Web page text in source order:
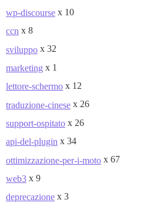
wp-discourse x 10
ccn x 8
sviluppo x 32
marketing x 1
lettore-schermo x 12
traduzione-cinese x 26
support-ospitato x 26
api-del-plugin x 34
ottimizzazione-per-i-moto x 67
web3 x 9
deprecazione x 3